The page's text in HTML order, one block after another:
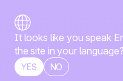
It looks like you speak
the site in your language?
YES NO